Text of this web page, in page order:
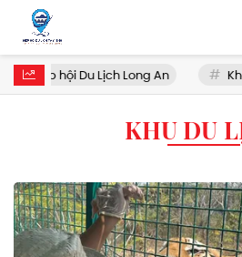
hội Du Lịch Long An Khởi
KHU DU